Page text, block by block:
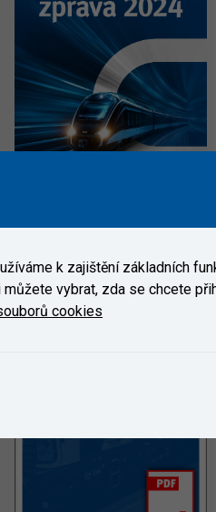
k zajištění základních
vybrat, zda se chcete
cookies